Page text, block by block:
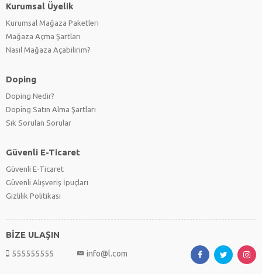
Kurumsal Üyelik
Kurumsal Mağaza Paketleri
Mağaza Açma Şartları
Nasıl Mağaza Açabilirim?
Doping
Doping Nedir?
Doping Satın Alma Şartları
Sık Sorulan Sorular
Güvenli E-Ticaret
Güvenli E-Ticaret
Güvenli Alışveriş İpuçları
Gizlilik Politikası
BİZE ULAŞIN
555555555 info@l.com